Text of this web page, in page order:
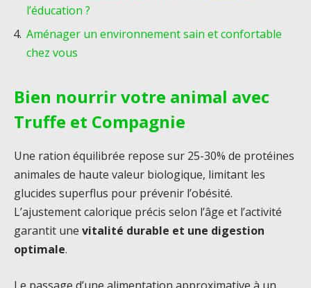
l’éducation ?
Aménager un environnement sain et confortable
chez vous
Bien nourrir votre animal avec
Truffe et Compagnie
Une ration équilibrée repose sur 25-30% de protéines
animales de haute valeur biologique, limitant les
glucides superflus pour prévenir l’obésité.
L’ajustement calorique précis selon l’âge et l’activité
garantit une vitalité durable et une digestion
optimale.